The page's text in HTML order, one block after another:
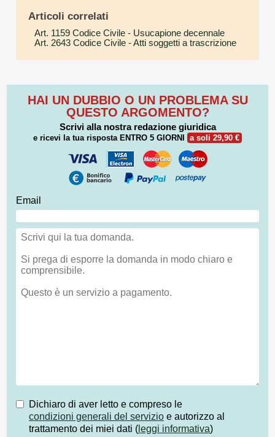
Articoli correlati
Art. 1159 Codice Civile - Usucapione decennale
Art. 2643 Codice Civile - Atti soggetti a trascrizione
HAI UN DUBBIO O UN PROBLEMA SU
QUESTO ARGOMENTO?
Scrivi alla nostra redazione giuridica
e ricevi la tua risposta ENTRO 5 GIORNI a soli 29,90 €
Email
Dichiaro di aver letto e compreso le
condizioni generali del servizio e autorizzo al
trattamento dei miei dati ( leggi informativa)